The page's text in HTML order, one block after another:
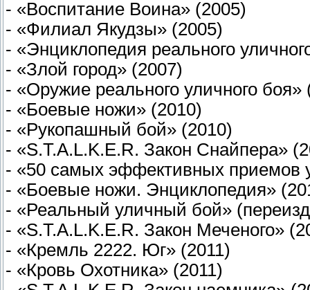
- «Воспитание Воина» (2005)
- «Филиал Якудзы» (2005)
- «Энциклопедия реального
- «Злой город» (2007)
- «Оружие реального уличного боя»
- «Боевые ножи» (2010)
- «Рукопашный бой» (2010)
- «S.T.A.L.K.E.R. Закон Снайпера»
- «50 самых эффективных приемов
- «Боевые ножи. Энциклопедия»
- «Реальный уличный бой»
- «S.T.A.L.K.E.R. Закон Меченого»
- «Кремль 2222. Юг» (2011)
- «Кровь Охотника» (2011)